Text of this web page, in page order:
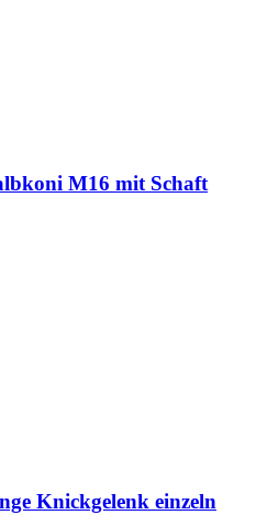
M16 mit Schaft
Knickgelenk einzeln